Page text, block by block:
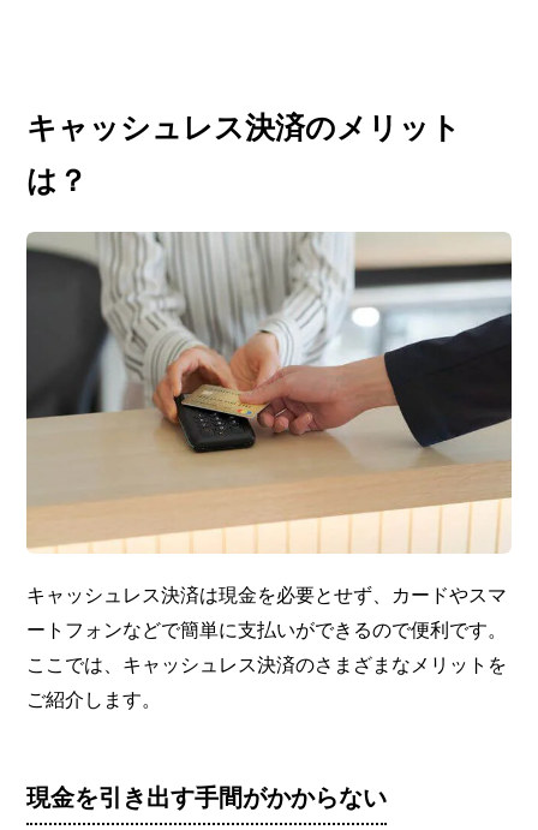
キャッシュレス決済のメリット
は？
キャッシュレス決済は現金を必要とせず、カードやスマ
ートフォンなどで簡単に支払いができるので便利です。
ここでは、キャッシュレス決済のさまざまなメリットを
ご紹介します。
現金を引き出す手間がかからない